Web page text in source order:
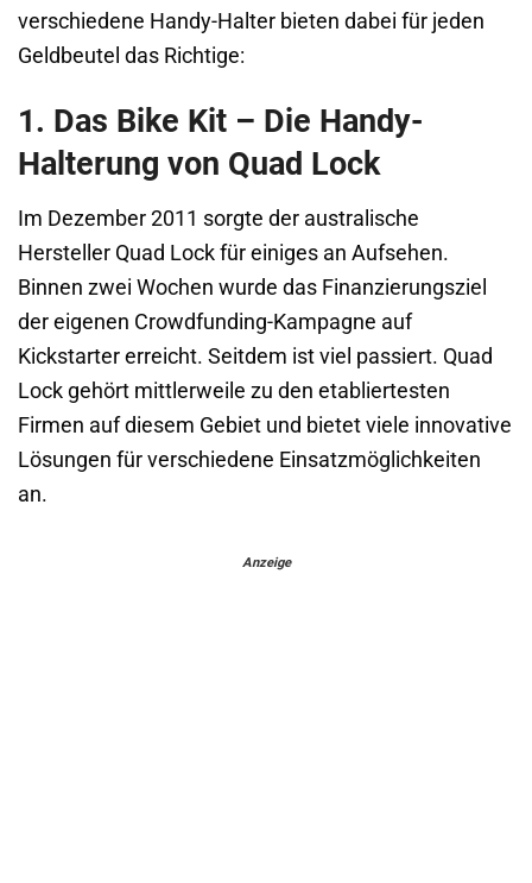
verschiedene Handy-Halter bieten dabei für jeden
Geldbeutel das Richtige:
1. Das Bike Kit – Die Handy-
Halterung von Quad Lock
Im Dezember 2011 sorgte der australische
Hersteller Quad Lock für einiges an Aufsehen.
Binnen zwei Wochen wurde das Finanzierungsziel
der eigenen Crowdfunding-Kampagne auf
Kickstarter erreicht. Seitdem ist viel passiert. Quad
Lock gehört mittlerweile zu den etabliertesten
Firmen auf diesem Gebiet und bietet viele innovative
Lösungen für verschiedene Einsatzmöglichkeiten
an.
Anzeige